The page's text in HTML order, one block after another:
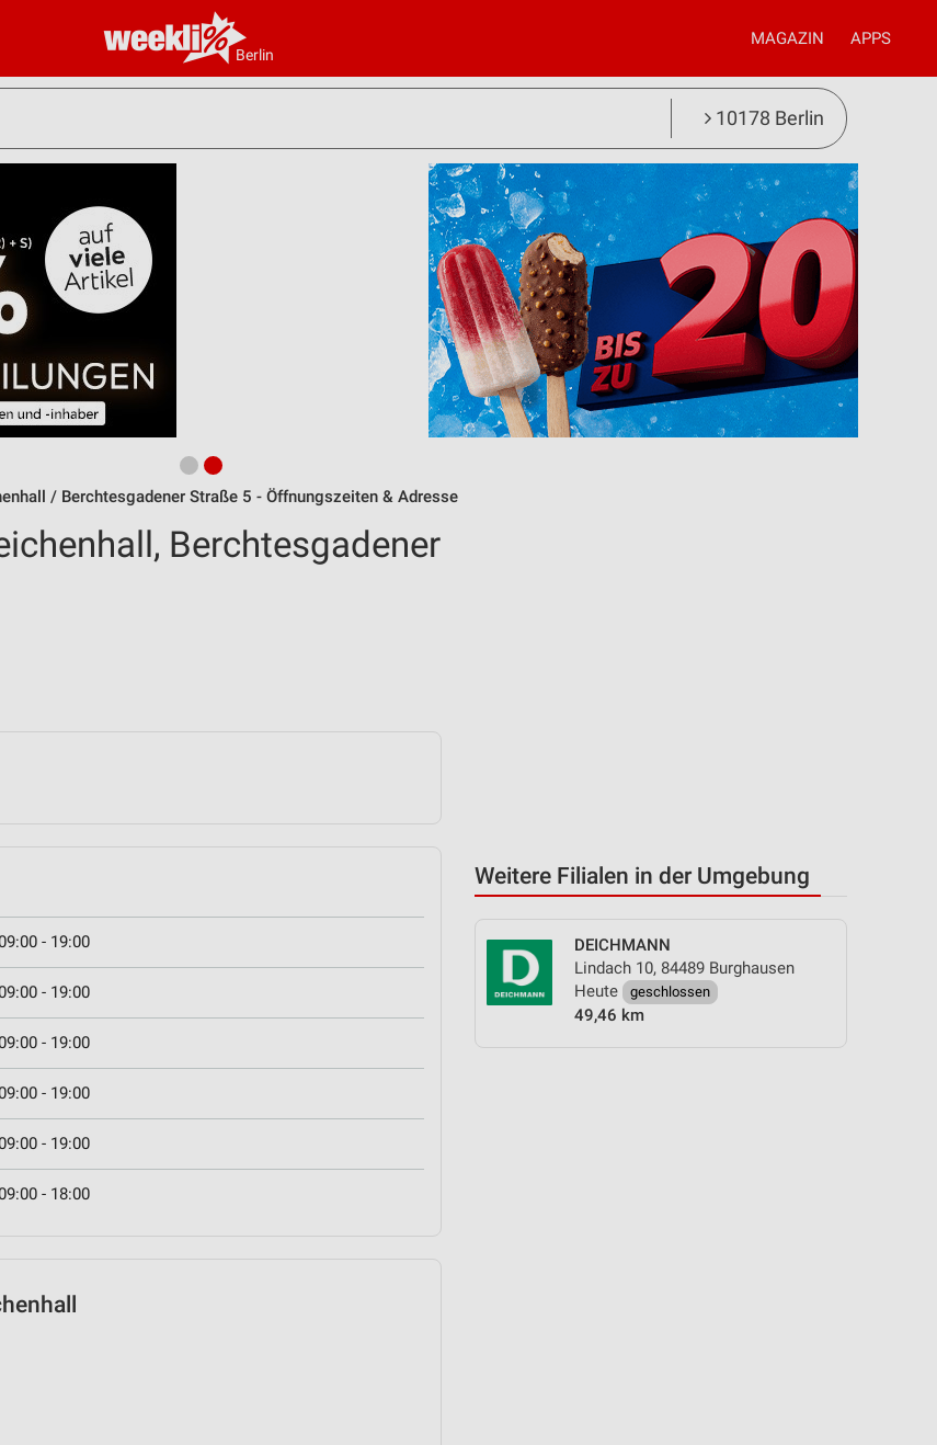
Berlin
MAGAZIN APPS
10178 Berlin
/ Berchtesgadener Straße 5 - Öffnungszeiten & Adresse
Weitere Filialen in der Umgebung
DEICHMANN
Lindach 10, 84489 Burghausen
Heute
geschlossen
49,46 km
Berchtesgadener
- 19:00
- 19:00
- 19:00
- 19:00
- 19:00
- 18:00